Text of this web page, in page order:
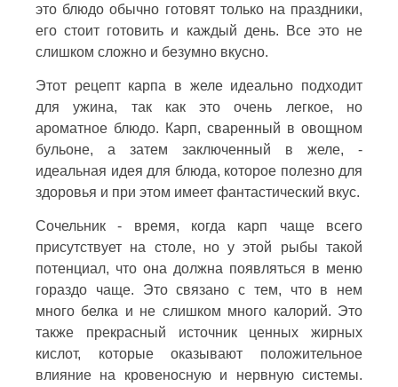
это блюдо обычно готовят только на праздники,
его стоит готовить и каждый день. Все это не
слишком сложно и безумно вкусно.
Этот рецепт карпа в желе идеально подходит
для ужина, так как это очень легкое, но
ароматное блюдо. Карп, сваренный в овощном
бульоне, а затем заключенный в желе, -
идеальная идея для блюда, которое полезно для
здоровья и при этом имеет фантастический вкус.
Сочельник - время, когда карп чаще всего
присутствует на столе, но у этой рыбы такой
потенциал, что она должна появляться в меню
гораздо чаще. Это связано с тем, что в нем
много белка и не слишком много калорий. Это
также прекрасный источник ценных жирных
кислот, которые оказывают положительное
влияние на кровеносную и нервную системы.